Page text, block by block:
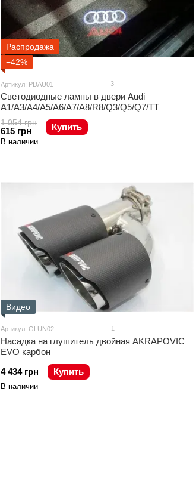
Распродажа
−42%
Артикул: PDAU01 3
Светодиодные лампы в двери Audi
A1/A3/A4/A5/A6/A7/A8/R8/Q3/Q5/Q7/TT
1 054 грн
615 грн Купить
В наличии
Видео
Артикул: GLUN02 1
Насадка на глушитель двойная AKRAPOVIC
EVO карбон
4 434 грн
Купить
В наличии